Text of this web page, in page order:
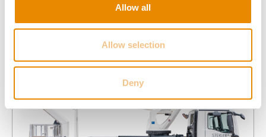
Allow all
Allow selection
Deny